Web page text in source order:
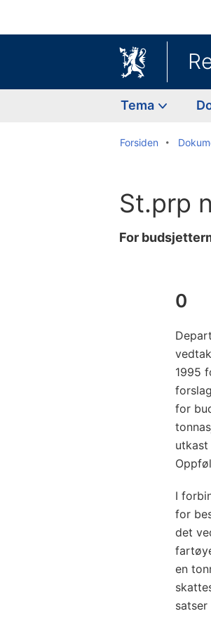
Tema
Forsiden
St.prp
For
0
1995
for
utkast
I
for
det
en